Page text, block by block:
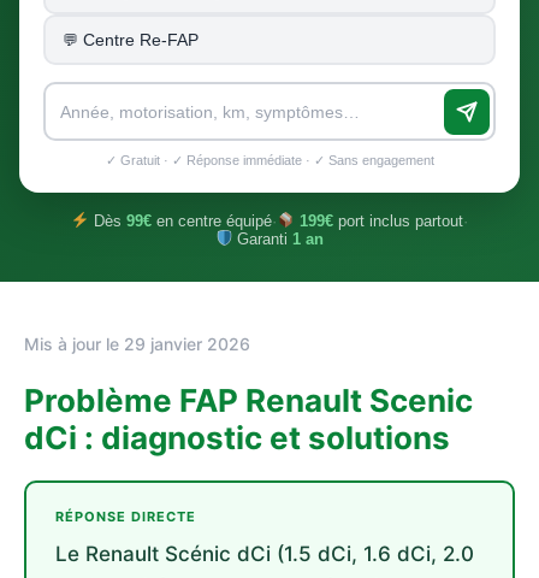
Centre Re-FAP
✓ Gratuit · ✓ Réponse immédiate · ✓ Sans engagement
Dès 99€ en centre équipé· 199€port inclus partout·
Garanti1 an
Mis à jour le 29 janvier 2026
Problème FAP Renault Scenic
dCi : diagnostic et solutions
RÉPONSE DIRECTE
Le Renault Scénic dCi (1.5 dCi, 1.6 dCi, 2.0